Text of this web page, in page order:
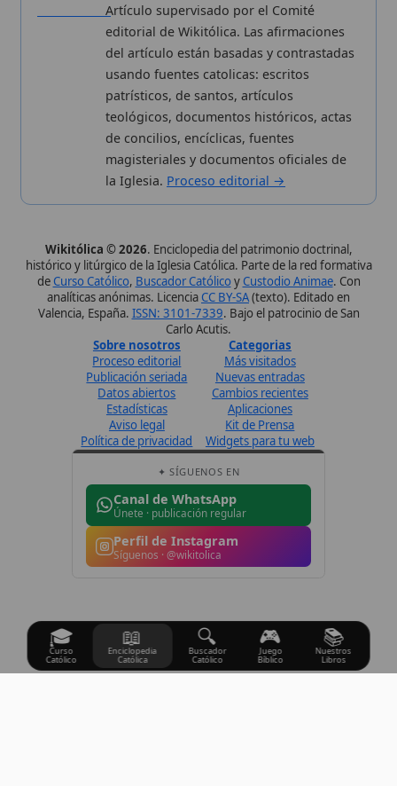
Wikitólica © 2026. Enciclopedia del patrimonio doctrinal,
histórico y litúrgico de la Iglesia Católica. Parte de la red formativa
Curso Católico,Buscador CatólicoyCustodio Animae. Con
analíticas anónimas. LicenciaCC BY-SA(texto). Editado en
ISSN: 3101-7339 . Bajo el patrocinio de San
Carlo Acutis.
Sobre nosotros
Proceso editorial
Publicación seriada
Datos abiertos
Estadísticas
Aviso legal
Política de privacidad
Categorias
Más visitados
Nuevas entradas
Cambios recientes
Aplicaciones
Kit de Prensa
Widgets para tu web
Únete · publicación regular
Perfil de Instagram
Síguenos · @wikitolica